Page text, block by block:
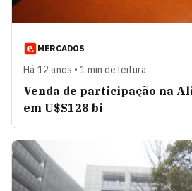
MERCADOS
Há 12 anos • 1 min de leitura
Venda de participação na
em U$S128 bi